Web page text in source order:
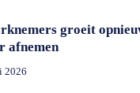
groeit
afnemen
2026